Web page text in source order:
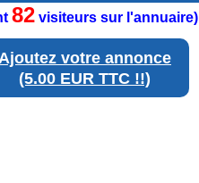
votre annonce
(5.00 EUR TTC !!)
82 visiteurs sur l'annuaire)